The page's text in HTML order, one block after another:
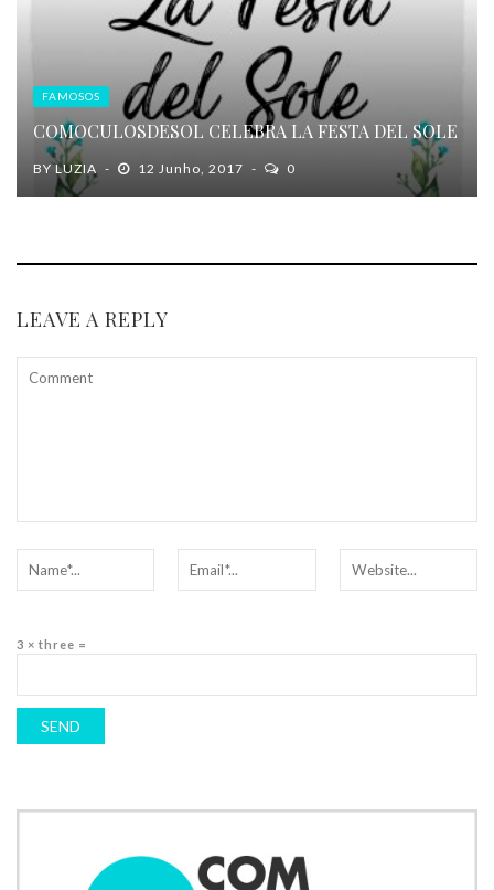
FAMOSOS
COMOCULOSDESOL CELEBRA LA FESTA DEL SOLE
BYLUZIA 12 Junho, 2017 0
LEAVE A REPLY
3 × three =